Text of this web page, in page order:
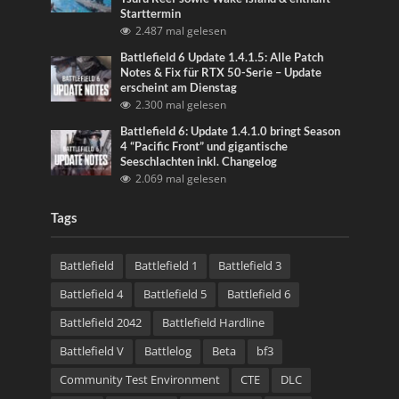
Starttermin
2.487 mal gelesen
Battlefield 6 Update 1.4.1.5: Alle Patch
Notes & Fix für RTX 50-Serie – Update
erscheint am Dienstag
2.300 mal gelesen
Battlefield 6: Update 1.4.1.0 bringt Season
4 “Pacific Front” und gigantische
Seeschlachten inkl. Changelog
2.069 mal gelesen
Tags
Battlefield Battlefield 1
Battlefield 3
Battlefield 4
Battlefield 5
Battlefield 6
Battlefield 2042
Battlefield Hardline
Battlefield V
Battlelog Beta
bf3
Community Test Environment
CTE
DLC